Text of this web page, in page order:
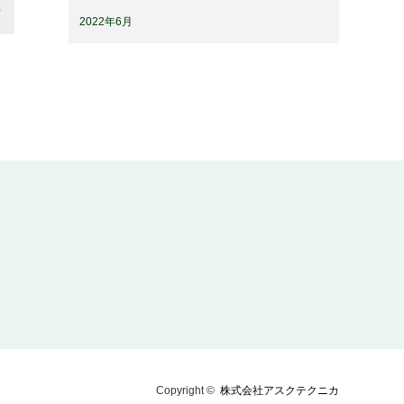
2022年6月
Copyright © 株式会社アスクテクニカ